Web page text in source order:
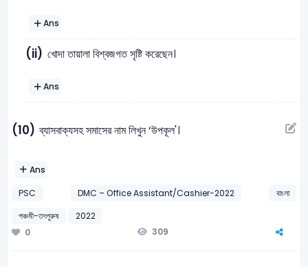
Ans
(ii) খোদা তায়ালা বিশ্বজগত সৃষ্টি করেছেন।
Ans
(10) ব্যাসবাক্যসহ সমাসের নাম লিখুন ‘উপকূল'।
Ans
PSC
DMC – Office Assistant/Cashier-2022
বাংলা
পঞ্চমী-তৎপুরুষ
2022
0
309